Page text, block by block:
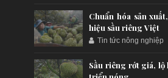
Chuẩn hóa sản
hiệu sầu riêng Việt
Tin tức nông nghiệp
Sầu riêng rớt giá,